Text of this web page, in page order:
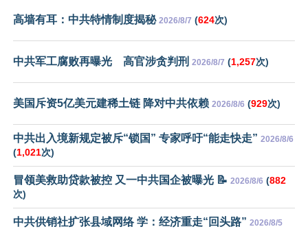
高墙有耳：中共特情制度揭秘 2026/8/7 (624次)
中共军工腐败再曝光 高官涉贪判刑 2026/8/7 (1,257次)
美国斥资5亿美元建稀土链 降对中共依赖 2026/8/6 (929次)
中共出入境新规定被斥“锁国” 专家呼吁“能走快走” 2026/8/6
(1,021次)
冒领美救助贷款被控 又一中共国企被曝光 📝 2026/8/6 (882
次)
中共供销社扩张县域网络 学：经济重走“回头路” 2026/8/5